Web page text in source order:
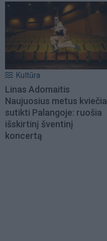
Kultūra
Linas Adomaitis
Naujuosius metus kviečia
sutikti Palangoje: ruošia
išskirtinį šventinį
koncertą